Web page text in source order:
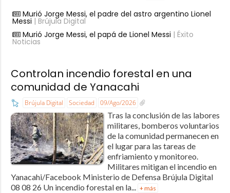
Murió Jorge Messi, el padre del astro argentino Lionel
Messi | Brújula Digital
Murió Jorge Messi, el papá de Lionel Messi | Éxito
Noticias
Controlan incendio forestal en una
comunidad de Yanacahi
Brújula Digital Sociedad 09/Ago/2026
Tras la conclusión de las labores
militares, bomberos voluntarios
de la comunidad permanecen en
el lugar para las tareas de
enfriamiento y monitoreo.
Militares mitigan el incendio en
Yanacahi/Facebook Ministerio de Defensa Brújula Digital
08 08 26 Un incendio forestal en la... + más